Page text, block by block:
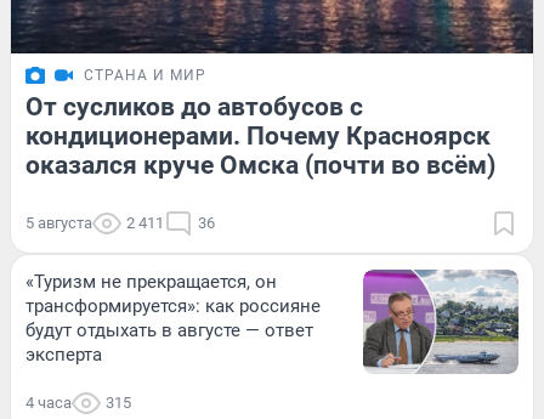
СТРАНА И МИР
От сусликов до автобусов с
кондиционерами. Почему Красноярск
оказался круче Омска (почти во всём)
5 августа 2 411 36
«Туризм не прекращается, он
трансформируется»: как россияне
будут отдыхать в августе — ответ
эксперта
4 часа 315